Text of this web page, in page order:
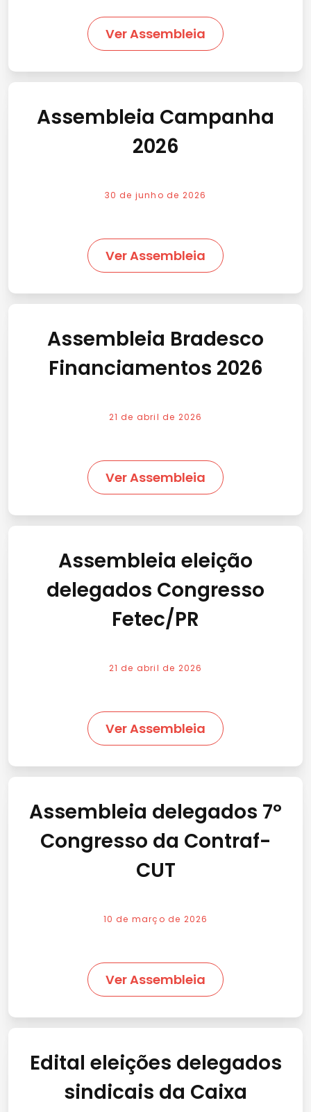
Ver Assembleia
Assembleia Campanha
2026
30 de junho de 2026
Ver Assembleia
Assembleia Bradesco
Financiamentos 2026
21 de abril de 2026
Ver Assembleia
Assembleia eleição
delegados Congresso
Fetec/PR
21 de abril de 2026
Ver Assembleia
Assembleia delegados 7º
Congresso da Contraf-
CUT
10 de março de 2026
Ver Assembleia
Edital eleições delegados
sindicais da Caixa